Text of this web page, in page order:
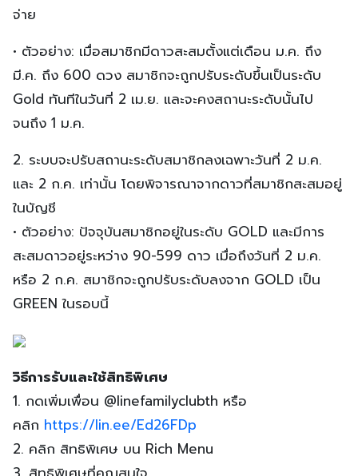
จ่าย
• ตัวอย่าง: เมื่อสมาชิกมีดาวสะสมตั้งแต่เดือน ม.ค. ถึง
มี.ค. ถึง 600 ดวง สมาชิกจะถูกปรับระดับขึ้นเป็นระดับ
Gold ทันทีในวันที่ 2 เม.ย. และจะคงสถานะระดับนั้นไป
จนถึง 1 ม.ค.
2. ระบบจะปรับสถานะระดับสมาชิกลงเฉพาะวันที่ 2 ม.ค.
และ 2 ก.ค. เท่านั้น โดยพิจารณาจากดาวที่สมาชิกสะสมอยู่
ในบัญชี
• ตัวอย่าง: ปัจจุบันสมาชิกอยู่ในระดับ GOLD และมีการ
สะสมดาวอยู่ระหว่าง 90-599 ดาว เมื่อถึงวันที่ 2 ม.ค.
หรือ 2 ก.ค. สมาชิกจะถูกปรับระดับลงจาก GOLD เป็น
GREEN ในรอบนี้
วิธีการรับและใช้สิทธิพิเศษ
1. กดเพิ่มเพื่อน @linefamilyclubth หรือ
คลิก https://lin.ee/Ed26FDp
2. คลิก สิทธิพิเศษ บน Rich Menu